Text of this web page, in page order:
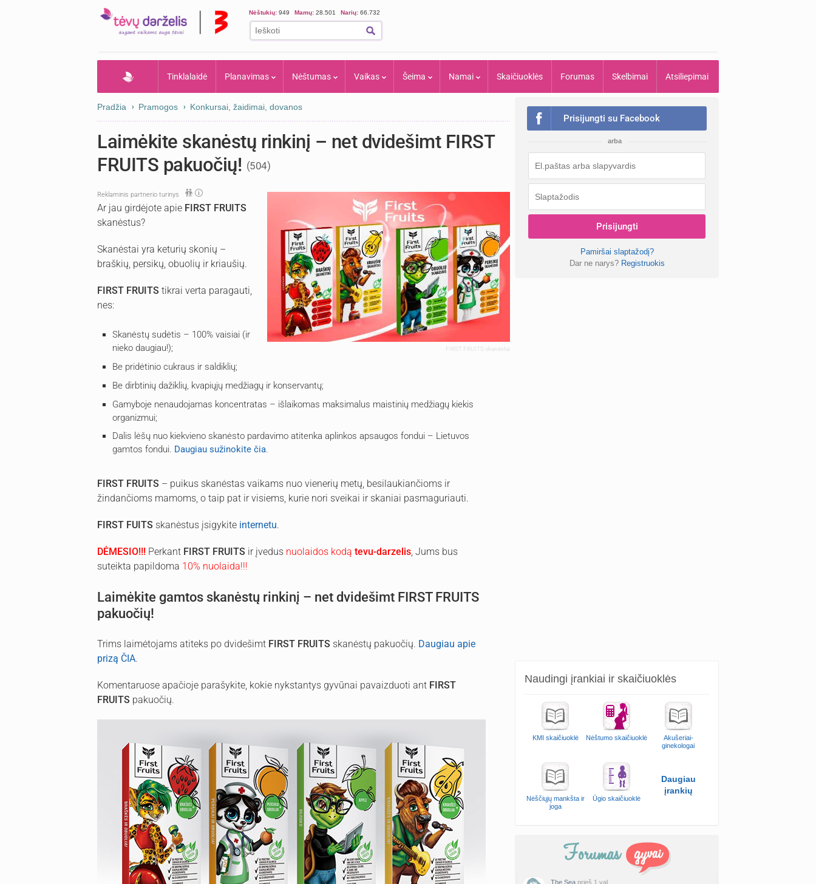
Nėštukių: 949 Mamų: 28.501 Narių: 66.732
Tinklalaidė Planavimas Nėštumas Vaikas Šeima Namai Skaičiuoklės Forumas Skelbimai Atsiliepimai
Pradžia Pramogos Konkursai, žaidimai, dovanos
Laimėkite skanėstų rinkinį – net dvidešimt FIRST
FRUITS pakuočių! (504)
Reklaminis partnerio turinys
FIRST FRUITS skanėstai
Ar jau girdėjote apie FIRST FRUITS
skanėstus?
Skanėstai yra keturių skonių –
braškių, persikų, obuolių ir kriaušių.
FIRST FRUITS tikrai verta paragauti,
nes:
Skanėstų sudėtis – 100% vaisiai (ir
nieko daugiau!);
Be pridėtinio cukraus ir saldiklių;
Be dirbtinių dažiklių, kvapiųjų medžiagų ir konservantų;
Gamyboje nenaudojamas koncentratas – išlaikomas maksimalus maistinių medžiagų kiekis
organizmui;
Dalis lėšų nuo kiekvieno skanėsto pardavimo atitenka aplinkos apsaugos fondui – Lietuvos
gamtos fondui. Daugiau sužinokite čia.
FIRST FRUITS – puikus skanėstas vaikams nuo vienerių metų, besilaukiančioms ir
žindančioms mamoms, o taip pat ir visiems, kurie nori sveikai ir skaniai pasmaguriauti.
FIRST FUITS skanėstus įsigykite internetu.
DĖMESIO!!! Perkant FIRST FRUITS ir įvedus nuolaidos kodą tevu-darzelis, Jums bus
suteikta papildoma 10% nuolaida!!!
Laimėkite gamtos skanėstų rinkinį – net dvidešimt FIRST FRUITS
pakuočių!
Trims laimėtojams atiteks po dvidešimt FIRST FRUITS skanėstų pakuočių. Daugiau apie
prizą ČIA.
Komentaruose apačioje parašykite, kokie nykstantys gyvūnai pavaizduoti ant FIRST
FRUITS pakuočių.
Prisijungti su Facebook
arba
Prisijungti
Pamiršai slaptažodį?
Dar ne narys? Registruokis
Naudingi įrankiai ir skaičiuoklės
KMI skaičiuoklė Nėštumo skaičiuoklė
Akušeriai-
ginekologai
Nėščiųjų mankšta ir
joga
Ūgio skaičiuoklė
Daugiau
įrankių
The Sea prieš 1 val.